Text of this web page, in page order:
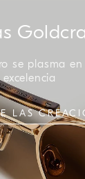
se plasma en
excelencia
LAS